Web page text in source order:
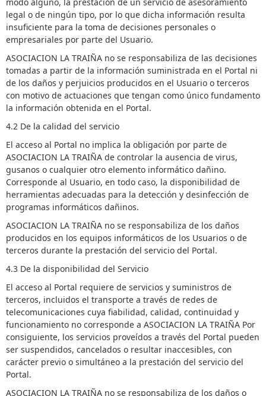
legal o de ningún tipo, por lo que dicha información resulta
insuficiente para la toma de decisiones personales o
empresariales por parte del Usuario.
ASOCIACION LA TRAIÑA no se responsabiliza de las decisiones
tomadas a partir de la información suministrada en el Portal ni
de los daños y perjuicios producidos en el Usuario o terceros
con motivo de actuaciones que tengan como único fundamento
la información obtenida en el Portal.
4.2 De la calidad del servicio
El acceso al Portal no implica la obligación por parte de
ASOCIACION LA TRAIÑA de controlar la ausencia de virus,
gusanos o cualquier otro elemento informático dañino.
Corresponde al Usuario, en todo caso, la disponibilidad de
herramientas adecuadas para la detección y desinfección de
programas informáticos dañinos.
ASOCIACION LA TRAIÑA no se responsabiliza de los daños
producidos en los equipos informáticos de los Usuarios o de
terceros durante la prestación del servicio del Portal.
4.3 De la disponibilidad del Servicio
El acceso al Portal requiere de servicios y suministros de
terceros, incluidos el transporte a través de redes de
telecomunicaciones cuya fiabilidad, calidad, continuidad y
funcionamiento no corresponde a ASOCIACION LA TRAIÑA Por
consiguiente, los servicios proveídos a través del Portal pueden
ser suspendidos, cancelados o resultar inaccesibles, con
carácter previo o simultáneo a la prestación del servicio del
Portal.
ASOCIACION LA TRAIÑA no se responsabiliza de los daños o